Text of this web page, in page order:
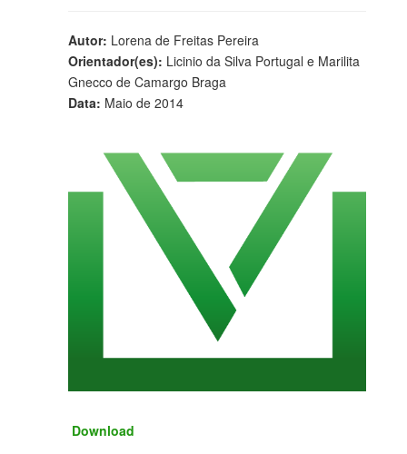
Autor: Lorena de Freitas Pereira
Orientador(es): Licinio da Silva Portugal e Marilita
Gnecco de Camargo Braga
Data: Maio de 2014
Download